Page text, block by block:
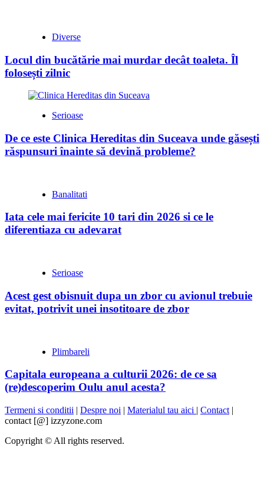
Diverse
Locul din bucătărie mai murdar decât toaleta. Îl
folosești zilnic
Serioase
De ce este Clinica Hereditas din Suceava unde găsești
răspunsuri înainte să devină probleme?
Banalitati
Iata cele mai fericite 10 tari din 2026 si ce le
diferentiaza cu adevarat
Serioase
Acest gest obisnuit dupa un zbor cu avionul trebuie
evitat, potrivit unei insotitoare de zbor
Plimbareli
Capitala europeana a culturii 2026: de ce sa
(re)descoperim Oulu anul acesta?
Termeni si conditii | Despre noi | Materialul tau aici | Contact |
contact [@] izzyzone.com
Copyright © All rights reserved.